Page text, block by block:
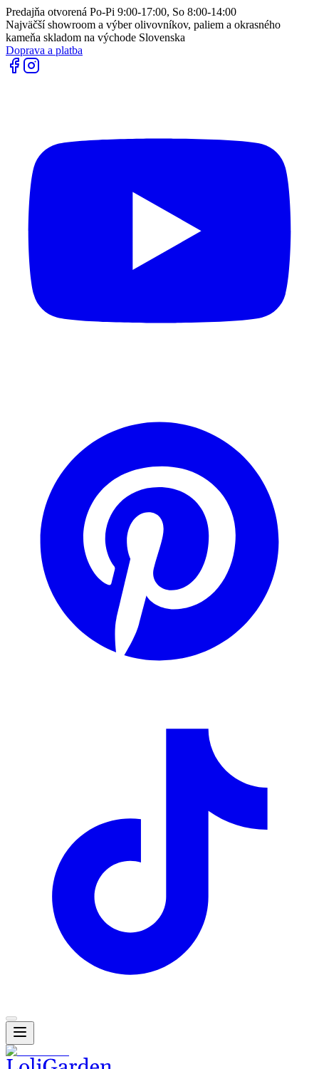
Predajňa otvorená Po-Pi 9:00-17:00, So 8:00-14:00
Najväčší showroom a výber olivovníkov, paliem a okrasného
kameňa skladom na východe Slovenska
Doprava a platba